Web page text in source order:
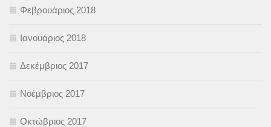
Φεβρουάριος 2018
Ιανουάριος 2018
Δεκέμβριος 2017
Νοέμβριος 2017
Οκτώβριος 2017